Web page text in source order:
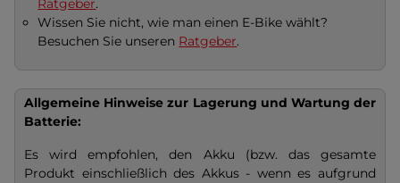
Ratgeber.
Wissen Sie nicht, wie man einen E-Bike wählt?
Besuchen Sie unseren Ratgeber.
Allgemeine Hinweise zur Lagerung und Wartung der
Batterie:
Es wird empfohlen, den Akku (bzw. das gesamte
Produkt einschließlich des Akkus - wenn es aufgrund